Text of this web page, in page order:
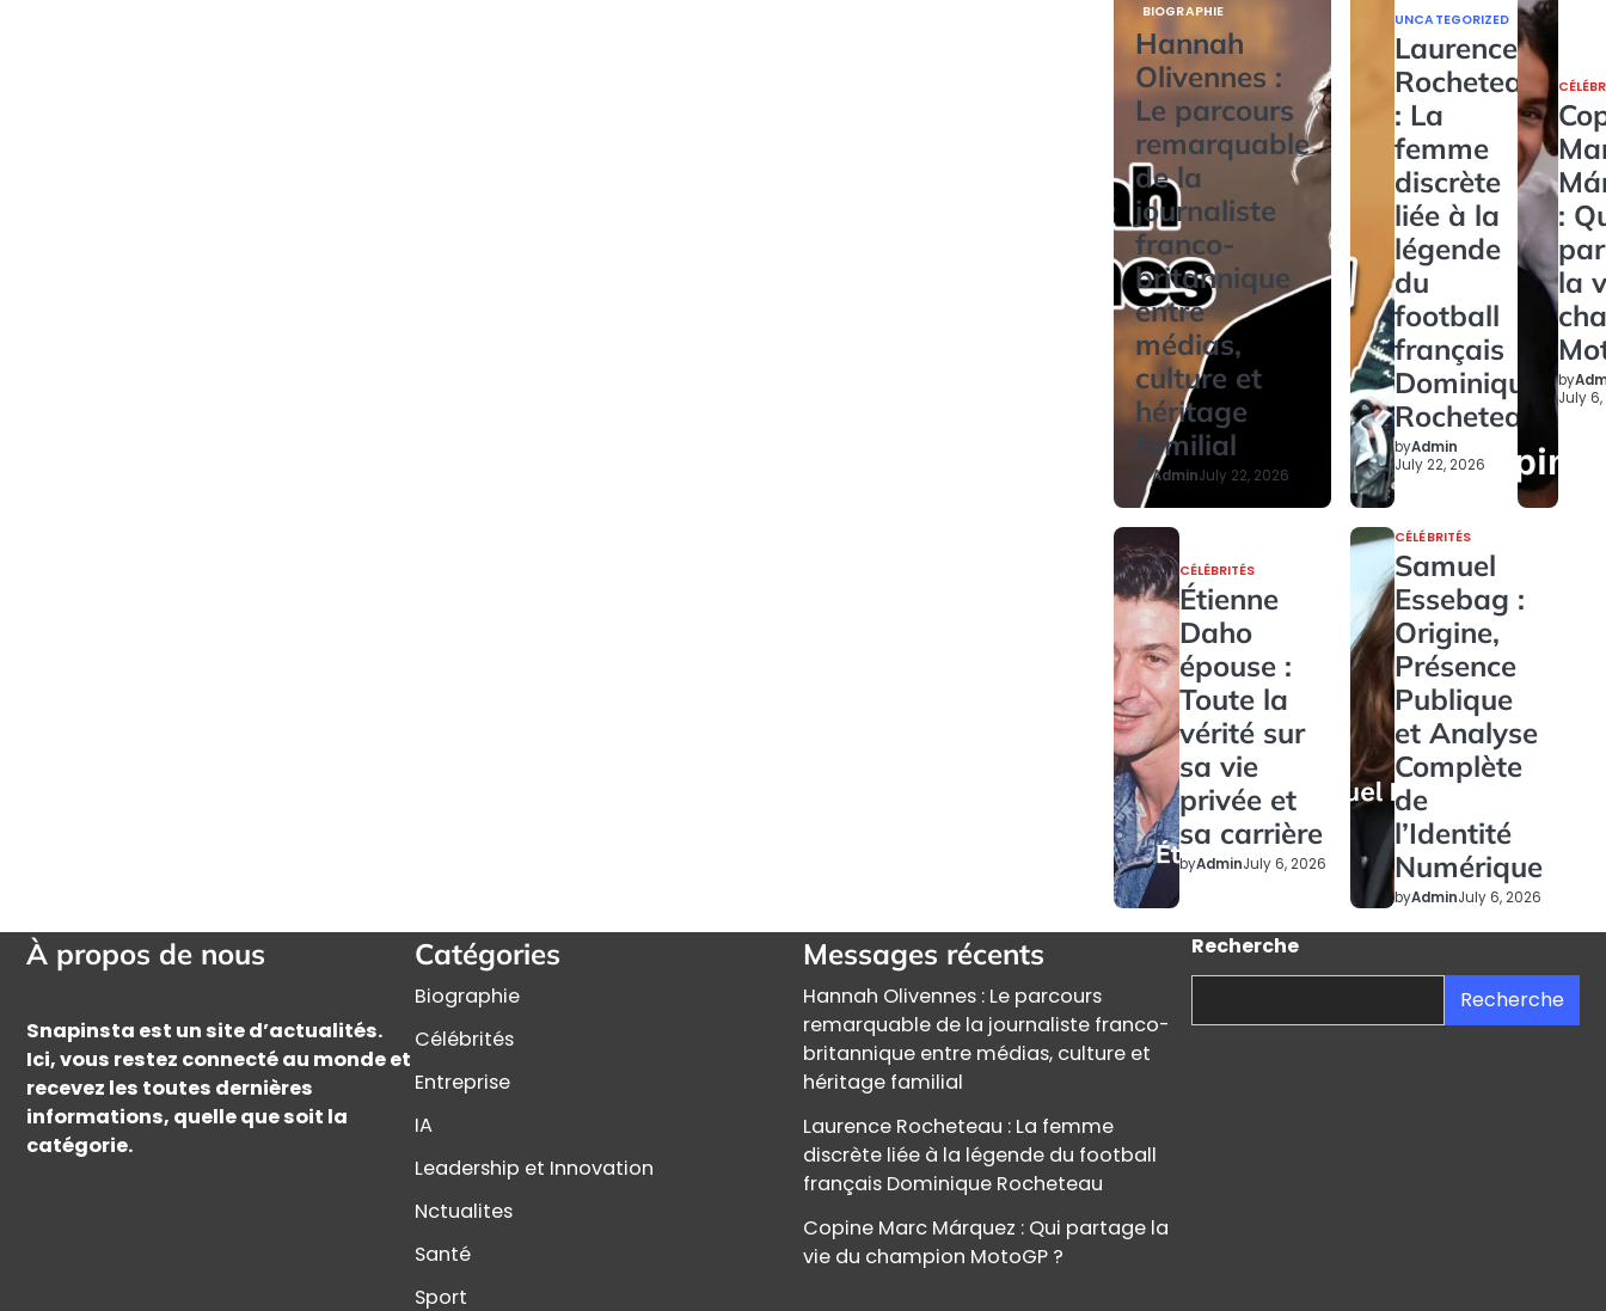
BIOGRAPHIE
Hannah
Olivennes :
Le parcours
remarquable
de la
journaliste
franco-
britannique
entre
médias,
culture et
héritage
familial
byAdminJuly 22, 2026
UNCATEGORIZED
Laurence
Rocheteau
: La
femme
discrète
liée à la
légende
du
football
français
Dominique
Rocheteau
byAdmin
July 22, 2026
:
la
by
July
CÉLÉBRITÉS
Étienne
Daho
épouse :
Toute la
vérité sur
sa vie
privée et
sa carrière
byAdminJuly 6, 2026
CÉLÉBRITÉS
Samuel
Essebag :
Origine,
Présence
Publique
et Analyse
Complète
de
l’Identité
Numérique
byAdminJuly 6, 2026
À propos de nous
Snapinsta est un site d’actualités.
Ici, vous restez connecté au monde et
recevez les toutes dernières
informations, quelle que soit la
catégorie.
Catégories
Biographie
Célébrités
Entreprise
IA
Leadership et Innovation
Nctualites
Santé
Sport
Messages récents
Hannah Olivennes : Le parcours
remarquable de la journaliste franco-
britannique entre médias, culture et
héritage familial
Laurence Rocheteau : La femme
discrète liée à la légende du football
français Dominique Rocheteau
Copine Marc Márquez : Qui partage la
vie du champion MotoGP ?
Recherche
Recherche